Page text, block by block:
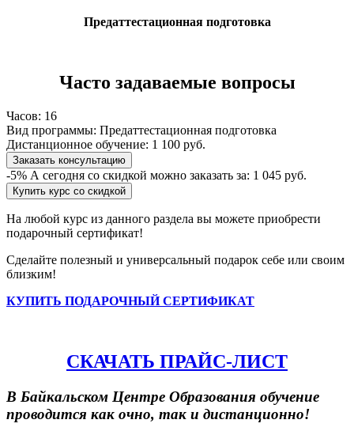
Предаттестационная подготовка
Часто задаваемые вопросы
Часов: 16
Вид программы: Предаттестационная подготовка
Дистанционное обучение: 1 100 руб.
Заказать консультацию
-5% А сегодня со скидкой можно заказать за: 1 045 руб.
Купить курс со скидкой
На любой курс из данного раздела вы можете приобрести
подарочный сертификат!
Сделайте полезный и универсальный подарок себе или своим
близким!
КУПИТЬ ПОДАРОЧНЫЙ СЕРТИФИКАТ
СКАЧАТЬ ПРАЙС-ЛИСТ
В Байкальском Центре Образования обучение
проводится как очно, так и дистанционно!